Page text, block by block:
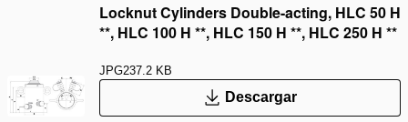
Locknut Cylinders Double-acting, HLC 50 H
**, HLC 100 H **, HLC 150 H **, HLC 250 H **
JPG237.2 KB
Descargar